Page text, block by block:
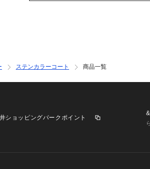
ステンカラーコート 商品一覧
ショッピングパークポイント